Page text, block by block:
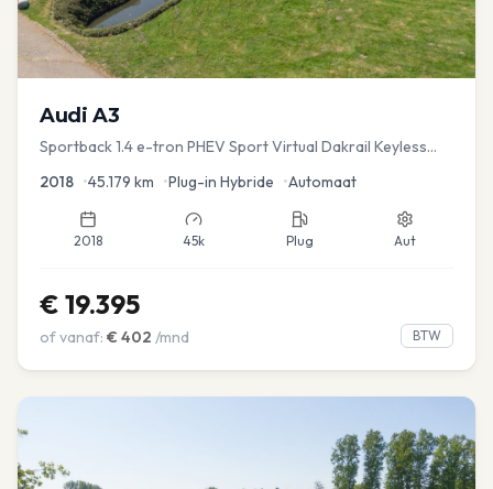
Audi A3
Sportback 1.4 e-tron PHEV Sport Virtual Dakrail Keyless
2018 •45.179 km •Plug-in Hybride •Automaat
2018 45k Plug Aut
€ 19.395
of vanaf: € 402 /mnd BTW